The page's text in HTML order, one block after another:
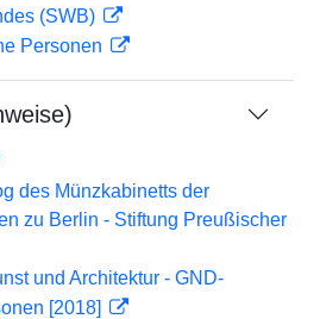
(SWB)
Personen
des Münzkabinetts der
zu Berlin - Stiftung Preußischer
und Architektur - GND-
[2018]